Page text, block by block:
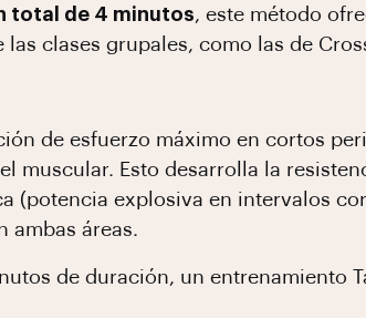
total de 4 minutos, este método
clases grupales, como las de
de esfuerzo máximo en cortos
muscular. Esto desarrolla la
(potencia explosiva en intervalos
ambas áreas.
de duración, un entrenamiento